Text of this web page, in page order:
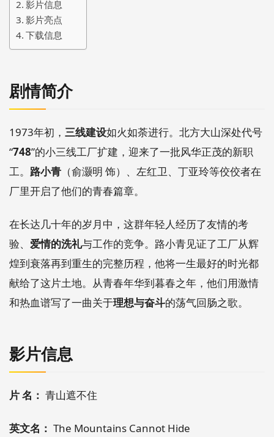
影片信息
影片亮点
下载信息
剧情简介
1973年初， 三线建设如火如荼进行。北方大山深处代号
“748”的小三线工厂扩建，迎来了一批风华正茂的新职
工。 路小青 （俞灏明 饰）、左红卫、丁亚玲等佼佼者在
厂里开启了他们的青春篇章。
在长达几十年的岁月中，这群年轻人经历了友情的考
验、 爱情的洗礼与工作的竞争。路小青见证了工厂从辉
煌到衰落再到重生的完整历程，他将一生最好的时光都
献给了这片土地。从青春年华到暮春之年，他们用激情
和热血谱写了一曲关于理想与奋斗的荡气回肠之歌。
影片信息
片 名： 青山遮不住
英文名： The Mountains Cannot Hide